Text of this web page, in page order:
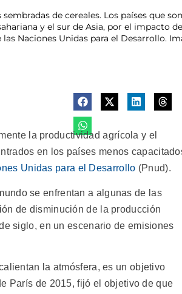
de cereales. Los países que
y el sur de Asia, por el impacto
Naciones Unidas para el Desarrollo.
la productividad agrícola y el
en los países menos
Unidas para el Desarrollo (Pnud).
se enfrentan a algunas de las
de disminución de la producción
siglo, en un escenario de emisiones
la atmósfera, es un objetivo
París de 2015, fijó el objetivo de que